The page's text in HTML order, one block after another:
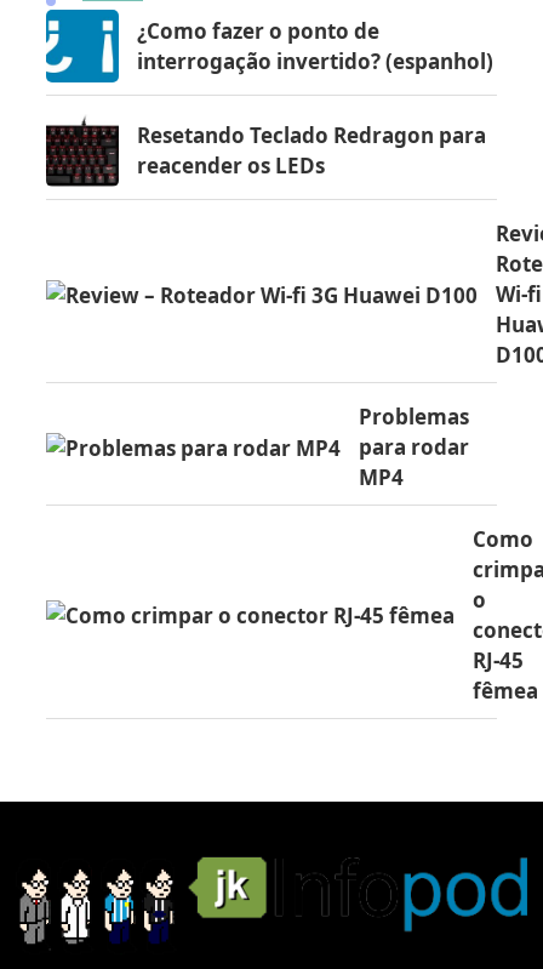
¿Como fazer o ponto de
interrogação invertido? (espanhol)
Resetando Teclado Redragon para
reacender os LEDs
Wi-
Problemas
para rodar
MP4
Como
o
RJ-45
fêmea